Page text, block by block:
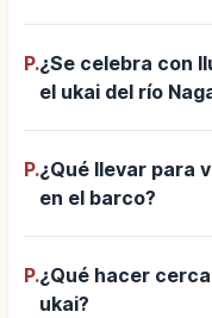
P.¿Se celebra con
el ukai del río
P.¿Qué llevar para
en el barco?
P.¿Qué hacer
ukai?